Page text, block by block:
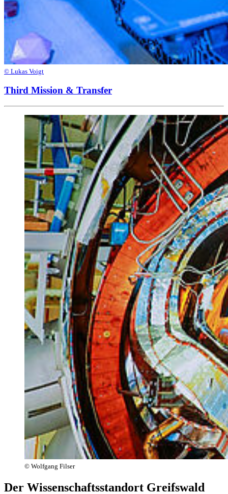
© Lukas Voigt
Third Mission & Transfer
© Wolfgang Filser
Der Wissenschaftsstandort Greifswald